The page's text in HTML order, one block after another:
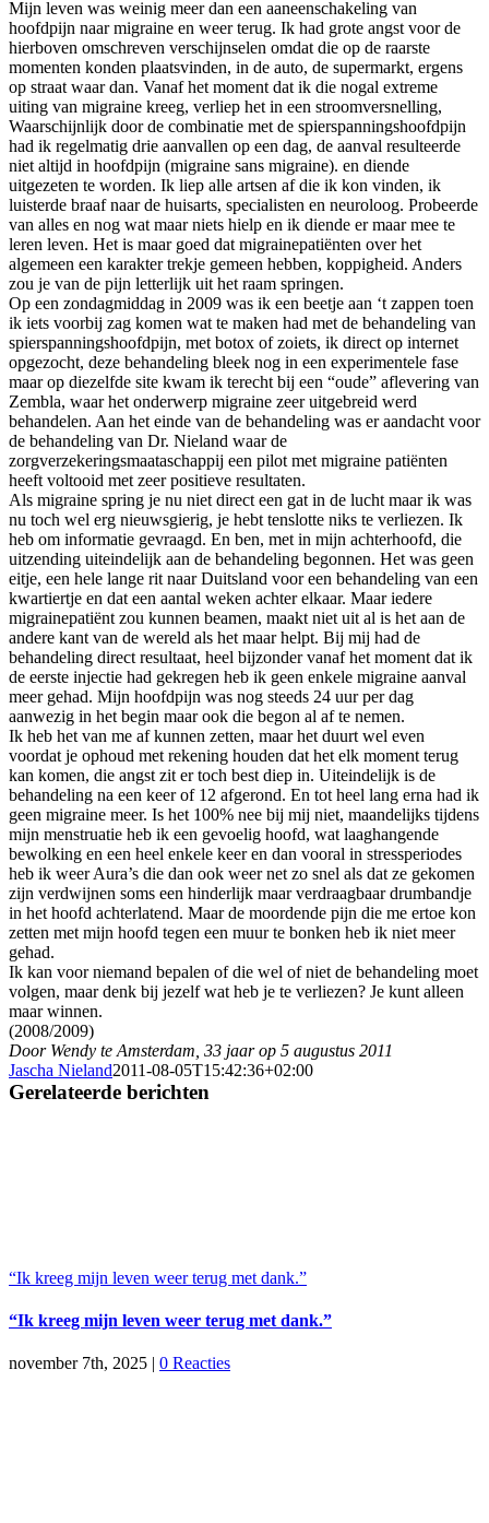
Mijn leven was weinig meer dan een aaneenschakeling van
hoofdpijn naar migraine en weer terug. Ik had grote angst voor de
hierboven omschreven verschijnselen omdat die op de raarste
momenten konden plaatsvinden, in de auto, de supermarkt, ergens
op straat waar dan. Vanaf het moment dat ik die nogal extreme
uiting van migraine kreeg, verliep het in een stroomversnelling,
Waarschijnlijk door de combinatie met de spierspanningshoofdpijn
had ik regelmatig drie aanvallen op een dag, de aanval resulteerde
niet altijd in hoofdpijn (migraine sans migraine). en diende
uitgezeten te worden. Ik liep alle artsen af die ik kon vinden, ik
luisterde braaf naar de huisarts, specialisten en neuroloog. Probeerde
van alles en nog wat maar niets hielp en ik diende er maar mee te
leren leven. Het is maar goed dat migrainepatiënten over het
algemeen een karakter trekje gemeen hebben, koppigheid. Anders
zou je van de pijn letterlijk uit het raam springen.
Op een zondagmiddag in 2009 was ik een beetje aan ‘t zappen toen
ik iets voorbij zag komen wat te maken had met de behandeling van
spierspanningshoofdpijn, met botox of zoiets, ik direct op internet
opgezocht, deze behandeling bleek nog in een experimentele fase
maar op diezelfde site kwam ik terecht bij een “oude” aflevering van
Zembla, waar het onderwerp migraine zeer uitgebreid werd
behandelen. Aan het einde van de behandeling was er aandacht voor
de behandeling van Dr. Nieland waar de
zorgverzekeringsmaataschappij een pilot met migraine patiënten
heeft voltooid met zeer positieve resultaten.
Als migraine spring je nu niet direct een gat in de lucht maar ik was
nu toch wel erg nieuwsgierig, je hebt tenslotte niks te verliezen. Ik
heb om informatie gevraagd. En ben, met in mijn achterhoofd, die
uitzending uiteindelijk aan de behandeling begonnen. Het was geen
eitje, een hele lange rit naar Duitsland voor een behandeling van een
kwartiertje en dat een aantal weken achter elkaar. Maar iedere
migrainepatiënt zou kunnen beamen, maakt niet uit al is het aan de
andere kant van de wereld als het maar helpt. Bij mij had de
behandeling direct resultaat, heel bijzonder vanaf het moment dat ik
de eerste injectie had gekregen heb ik geen enkele migraine aanval
meer gehad. Mijn hoofdpijn was nog steeds 24 uur per dag
aanwezig in het begin maar ook die begon al af te nemen.
Ik heb het van me af kunnen zetten, maar het duurt wel even
voordat je ophoud met rekening houden dat het elk moment terug
kan komen, die angst zit er toch best diep in. Uiteindelijk is de
behandeling na een keer of 12 afgerond. En tot heel lang erna had ik
geen migraine meer. Is het 100% nee bij mij niet, maandelijks tijdens
mijn menstruatie heb ik een gevoelig hoofd, wat laaghangende
bewolking en een heel enkele keer en dan vooral in stressperiodes
heb ik weer Aura’s die dan ook weer net zo snel als dat ze gekomen
zijn verdwijnen soms een hinderlijk maar verdraagbaar drumbandje
in het hoofd achterlatend. Maar de moordende pijn die me ertoe kon
zetten met mijn hoofd tegen een muur te bonken heb ik niet meer
gehad.
Ik kan voor niemand bepalen of die wel of niet de behandeling moet
volgen, maar denk bij jezelf wat heb je te verliezen? Je kunt alleen
maar winnen.
(2008/2009)
Door Wendy te Amsterdam, 33 jaar op 5 augustus 2011
Jascha Nieland2011-08-05T15:42:36+02:00
Gerelateerde berichten
“Ik kreeg mijn leven weer terug met dank.”
“Ik kreeg mijn leven weer terug met dank.”
november 7th, 2025 | 0 Reacties